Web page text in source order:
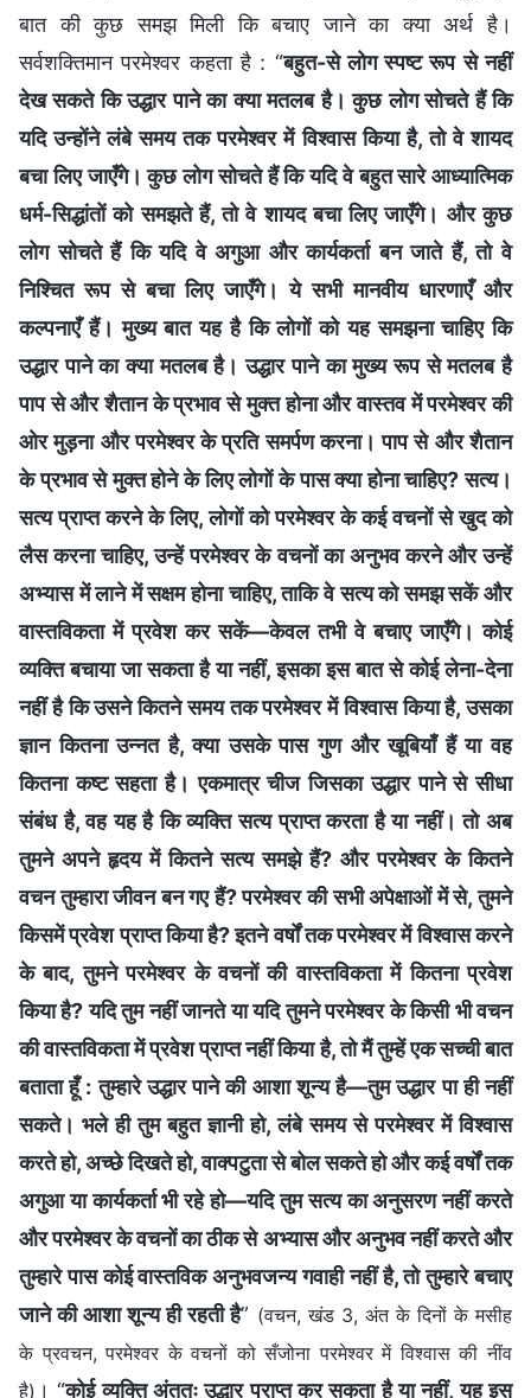
बात की कुछ समझ मिली कि बचाए जाने का क्या अर्थ है।
सर्वशक्तिमान परमेश्वर कहता है : “बहुत-से लोग स्पष्ट रूप से नहीं
देख सकते कि उद्धार पाने का क्या मतलब है। कुछ लोग सोचते हैं कि
यदि उन्होंने लंबे समय तक परमेश्वर में विश्वास किया है, तो वे शायद
बचा लिए जाएँगे। कुछ लोग सोचते हैं कि यदि वे बहुत सारे आध्यात्मिक
धर्म-सिद्धांतों को समझते हैं, तो वे शायद बचा लिए जाएँगे। और कुछ
लोग सोचते हैं कि यदि वे अगुआ और कार्यकर्ता बन जाते हैं, तो वे
निश्चित रूप से बचा लिए जाएँगे। ये सभी मानवीय धारणाएँ और
कल्पनाएँ हैं। मुख्य बात यह है कि लोगों को यह समझना चाहिए कि
उद्धार पाने का क्या मतलब है। उद्धार पाने का मुख्य रूप से मतलब है
पाप से और शैतान के प्रभाव से मुक्त होना और वास्तव में परमेश्वर की
ओर मुड़ना और परमेश्वर के प्रति समर्पण करना। पाप से और शैतान
के प्रभाव से मुक्त होने के लिए लोगों के पास क्या होना चाहिए? सत्य।
सत्य प्राप्त करने के लिए, लोगों को परमेश्वर के कई वचनों से खुद को
लैस करना चाहिए, उन्हें परमेश्वर के वचनों का अनुभव करने और उन्हें
अभ्यास में लाने में सक्षम होना चाहिए, ताकि वे सत्य को समझ सकें और
वास्तविकता में प्रवेश कर सकें—केवल तभी वे बचाए जाएँगे। कोई
व्यक्ति बचाया जा सकता है या नहीं, इसका इस बात से कोई लेना-देना
नहीं है कि उसने कितने समय तक परमेश्वर में विश्वास किया है, उसका
ज्ञान कितना उन्नत है, क्या उसके पास गुण और खूबियाँ हैं या वह
कितना कष्ट सहता है। एकमात्र चीज जिसका उद्धार पाने से सीधा
संबंध है, वह यह है कि व्यक्ति सत्य प्राप्त करता है या नहीं। तो अब
तुमने अपने हृदय में कितने सत्य समझे हैं? और परमेश्वर के कितने
वचन तुम्हारा जीवन बन गए हैं? परमेश्वर की सभी अपेक्षाओं में से, तुमने
किसमें प्रवेश प्राप्त किया है? इतने वर्षों तक परमेश्वर में विश्वास करने
के बाद, तुमने परमेश्वर के वचनों की वास्तविकता में कितना प्रवेश
किया है? यदि तुम नहीं जानते या यदि तुमने परमेश्वर के किसी भी वचन
की वास्तविकता में प्रवेश प्राप्त नहीं किया है, तो मैं तुम्हें एक सच्ची बात
बताता हूँ : तुम्हारे उद्धार पाने की आशा शून्य है—तुम उद्धार पा ही नहीं
सकते। भले ही तुम बहुत ज्ञानी हो, लंबे समय से परमेश्वर में विश्वास
करते हो, अच्छे दिखते हो, वाक्पटुता से बोल सकते हो और कई वर्षों तक
अगुआ या कार्यकर्ता भी रहे हो—यदि तुम सत्य का अनुसरण नहीं करते
और परमेश्वर के वचनों का ठीक से अभ्यास और अनुभव नहीं करते और
तुम्हारे पास कोई वास्तविक अनुभवजन्य गवाही नहीं है, तो तुम्हारे बचाए
जाने की आशा शून्य ही रहती है” (वचन, खंड 3, अंत के दिनों के मसीह
के प्रवचन, परमेश्वर के वचनों को सँजोना परमेश्वर में विश्वास की नींव
है) । “कोई व्यक्ति अंततः उद्धार प्राप्त कर सकता है या नहीं, यह इस